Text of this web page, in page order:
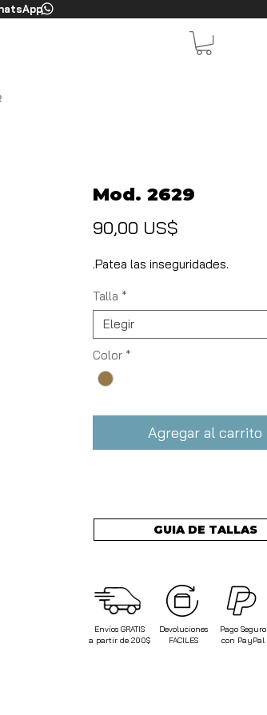
Pago Seguro
con PayPal
Devoluciones
FACILES
Envíos GRATIS
a partir de 200$
GUIA DE TALLAS
Mod. 2629
90,00 US$
.Patea las inseguridades.
Talla *
Elegir
Color *
Agregar al carrito